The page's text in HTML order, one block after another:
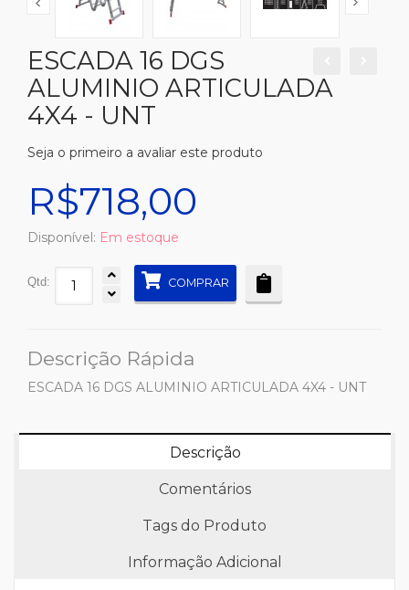
ESCADA 16 DGS
ALUMINIO ARTICULADA
4X4 - UNT
Seja o primeiro a avaliar este produto
R$718,00
Disponível: Em estoque
Qtd: COMPRAR
Descrição Rápida
ESCADA 16 DGS ALUMINIO ARTICULADA 4X4 - UNT
Descrição
Comentários
Tags do Produto
Informação Adicional